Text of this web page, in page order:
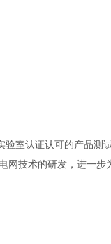
室认证认可的产品测
网技术的研发，进一步